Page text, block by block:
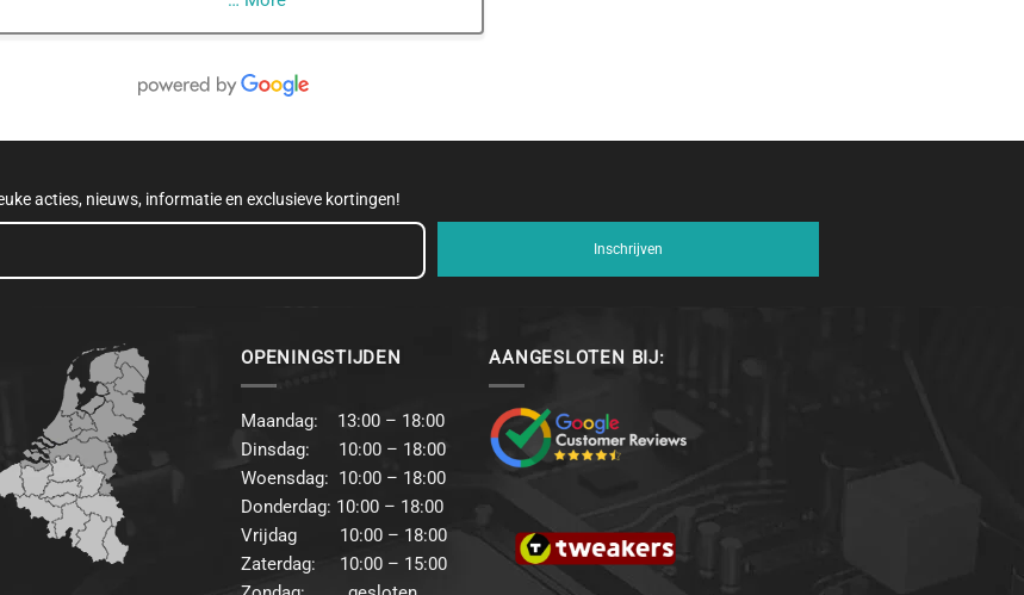
acties, nieuws, informatie en exclusieve kortingen!
Inschrijven
OPENINGSTIJDEN
Maandag: 13:00 – 18:00
Dinsdag: 10:00 – 18:00
Woensdag: 10:00 – 18:00
Donderdag: 10:00 – 18:00
Vrijdag 10:00 – 18:00
Zaterdag: 10:00 – 15:00
AANGESLOTEN BIJ: